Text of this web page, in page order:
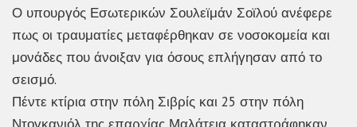
Ο υπουργός Εσωτερικών Σουλεϊμάν Σοϊλού ανέφερε
πως οι τραυματίες μεταφέρθηκαν σε νοσοκομεία και
μονάδες που άνοιξαν για όσους επλήγησαν από το
σεισμό.
Πέντε κτίρια στην πόλη Σιβρίς και 25 στην πόλη